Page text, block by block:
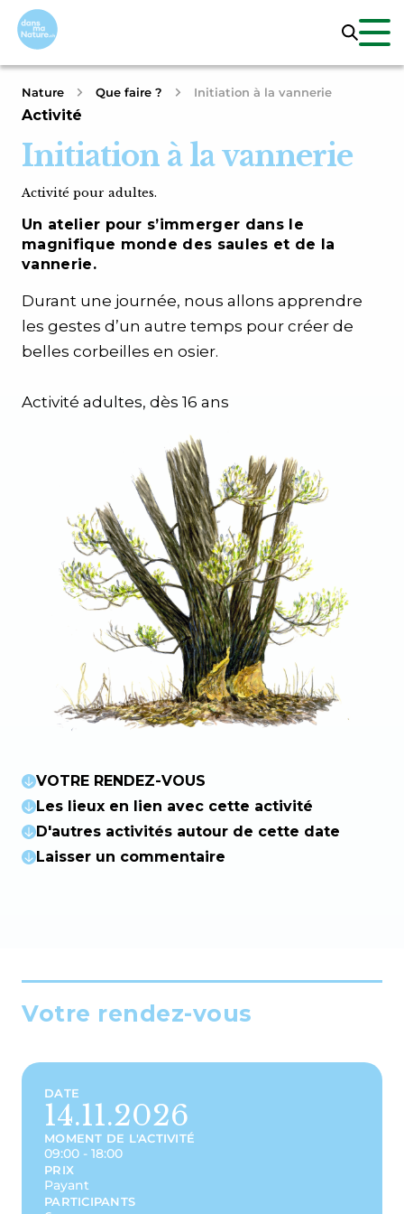
Nature Que faire ? Initiation à la vannerie
Activité
Initiation à la vannerie
Activité pour adultes.
Un atelier pour s’immerger dans le
magnifique monde des saules et de la
vannerie.
Durant une journée, nous allons apprendre
les gestes d’un autre temps pour créer de
belles corbeilles en osier.
Activité adultes, dès 16 ans
VOTRE RENDEZ-VOUS
Les lieux en lien avec cette activité
D'autres activités autour de cette date
Laisser un commentaire
Votre rendez-vous
DATE
14.11.2026
MOMENT DE L'ACTIVITÉ
09:00 - 18:00
PRIX
Payant
PARTICIPANTS